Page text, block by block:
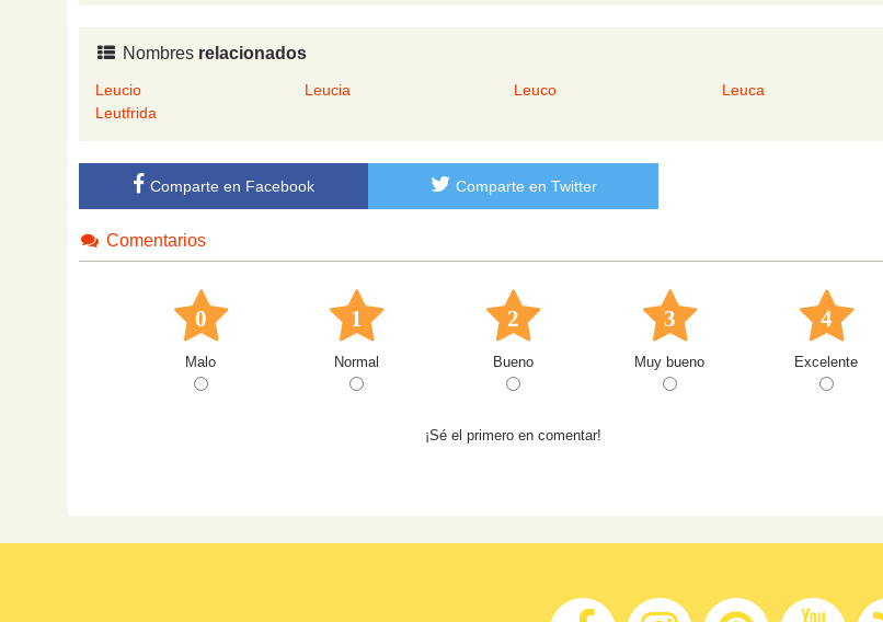
Nombres relacionados
Leucio Leucia Leuco
Leuca
Leutfrida
Comparte en Facebook Comparte en Twitter
Comentarios
0
Malo
1
Normal
2
Bueno
3
Muy bueno
4
Excelente
¡Sé el primero en comentar!